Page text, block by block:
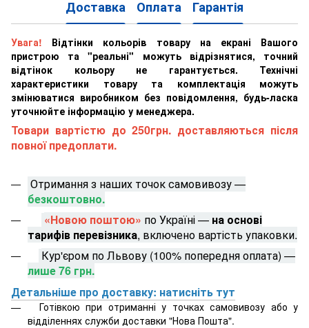
Доставка Оплата Гарантія
Увага! Відтінки кольорів товару на екрані Вашого
пристрою та "реальні" можуть відрізнятися, точний
відтінок кольору не гарантується. Технічні
характеристики товару та комплектація можуть
змінюватися виробником без повідомлення, будь-ласка
уточнюйте інформацію у менеджера.
Товари вартістю до 250грн. доставляються після
повної предоплати.
Отримання з наших точок самовивозу —
безкоштовно.
«Новою поштою» по Україні — на основі
тарифів перевізника, включено вартість упаковки.
Кур'єром по Львову (100% попередня оплата) —
лише 76 грн.
Детальніше про доставку: натисніть тут
Готівкою при отриманні у точках самовивозу або у
відділеннях служби доставки "Нова Пошта".